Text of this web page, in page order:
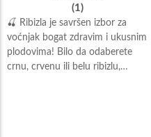
(1)
🍒 Ribizla je savršen izbor za
voćnjak bogat zdravim i ukusnim
plodovima! Bilo da odaberete
crnu, crvenu ili belu ribizlu,…